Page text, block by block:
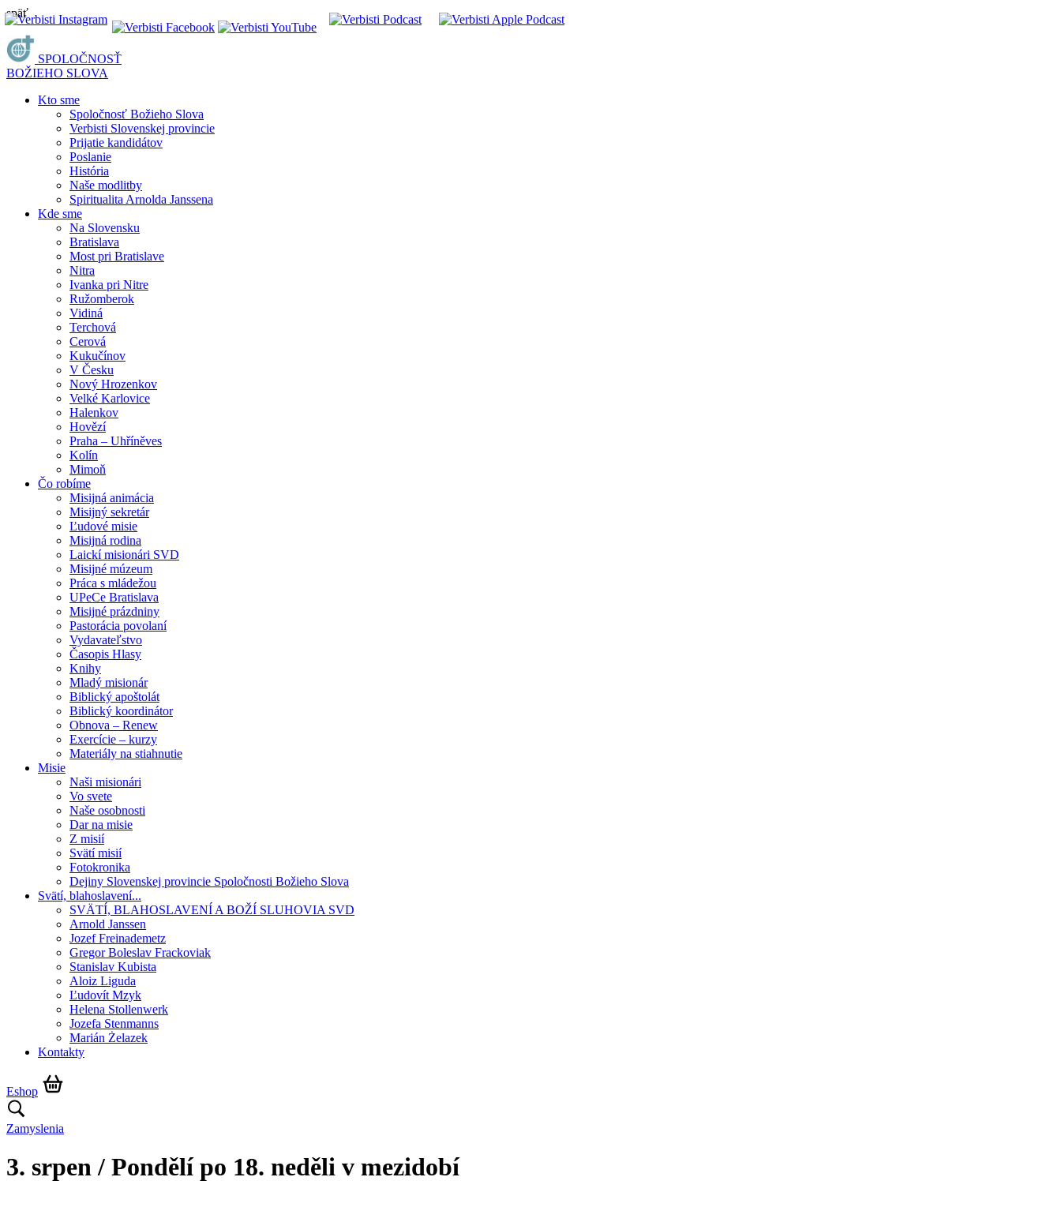
späť
SPOLOČNOSŤ
BOŽIEHO SLOVA
Kto sme
Spoločnosť Božieho Slova
Verbisti Slovenskej provincie
Prijatie kandidátov
Poslanie
História
Naše modlitby
Spiritualita Arnolda Janssena
Kde sme
Na Slovensku
Bratislava
Most pri Bratislave
Nitra
Ivanka pri Nitre
Ružomberok
Vidiná
Terchová
Cerová
Kukučínov
V Česku
Nový Hrozenkov
Velké Karlovice
Halenkov
Hovězí
Praha – Uhříněves
Kolín
Mimoň
Čo robíme
Misijná animácia
Misijný sekretár
Ľudové misie
Misijná rodina
Laickí misionári SVD
Misijné múzeum
Práca s mládežou
UPeCe Bratislava
Misijné prázdniny
Pastorácia povolaní
Vydavateľstvo
Časopis Hlasy
Knihy
Mladý misionár
Biblický apoštolát
Biblický koordinátor
Obnova – Renew
Exercície – kurzy
Materiály na stiahnutie
Misie
Naši misionári
Vo svete
Naše osobnosti
Dar na misie
Z misií
Svätí misií
Fotokronika
Dejiny Slovenskej provincie Spoločnosti Božieho Slova
Svätí, blahoslavení...
SVÄTÍ, BLAHOSLAVENÍ A BOŽÍ SLUHOVIA SVD
Arnold Janssen
Jozef Freinademetz
Gregor Boleslav Frackoviak
Stanislav Kubista
Aloiz Liguda
Ľudovít Mzyk
Helena Stollenwerk
Jozefa Stenmanns
Marián Żelazek
Kontakty
Eshop
Zamyslenia
3. srpen / Pondělí po 18. neděli v mezidobí